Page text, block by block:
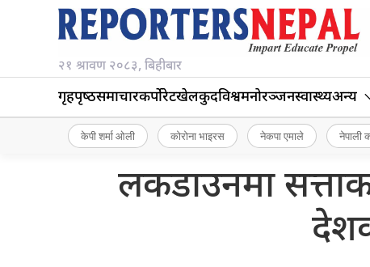
२१ श्रावण २०८३, बिहीबार
गृहपृष्‍ठसमाचारकर्पोरेटखेलकुदविश्वमनोरञ्जनस्वास्थ्यअन्य
केपी शर्मा ओली कोरोना भाइरस नेकपा एमाले नेपाली
लकडाउनमा